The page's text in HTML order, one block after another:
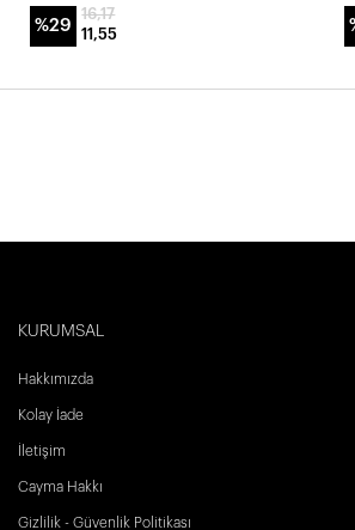
%29
16,17
11,55
KURUMSAL
Hakkımızda
Kolay İade
İletişim
Cayma Hakkı
Gizlilik - Güvenlik Politikası